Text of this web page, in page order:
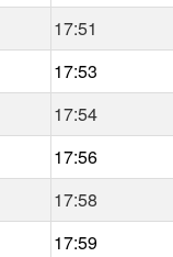
17:51
17:53
17:54
17:56
17:58
17:59